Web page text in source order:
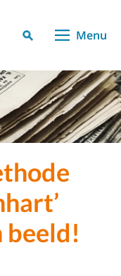
Menu
beeld!